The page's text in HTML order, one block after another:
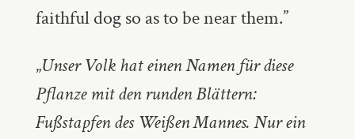
faithful dog so as to be near them.”
„Unser Volk hat einen Namen für diese
Pflanze mit den runden Blättern:
Fußstapfen des Weißen Mannes. Nur ein